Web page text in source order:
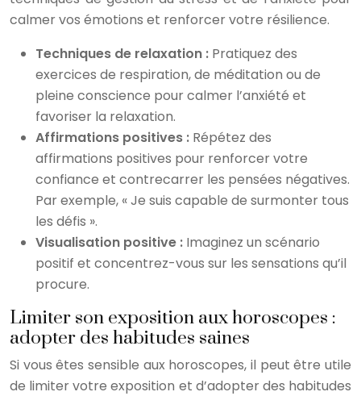
calmer vos émotions et renforcer votre résilience.
Techniques de relaxation : Pratiquez des
exercices de respiration, de méditation ou de
pleine conscience pour calmer l’anxiété et
favoriser la relaxation.
Affirmations positives : Répétez des
affirmations positives pour renforcer votre
confiance et contrecarrer les pensées négatives.
Par exemple, « Je suis capable de surmonter tous
les défis ».
Visualisation positive : Imaginez un scénario
positif et concentrez-vous sur les sensations qu’il
procure.
Limiter son exposition aux horoscopes :
adopter des habitudes saines
Si vous êtes sensible aux horoscopes, il peut être utile
de limiter votre exposition et d’adopter des habitudes